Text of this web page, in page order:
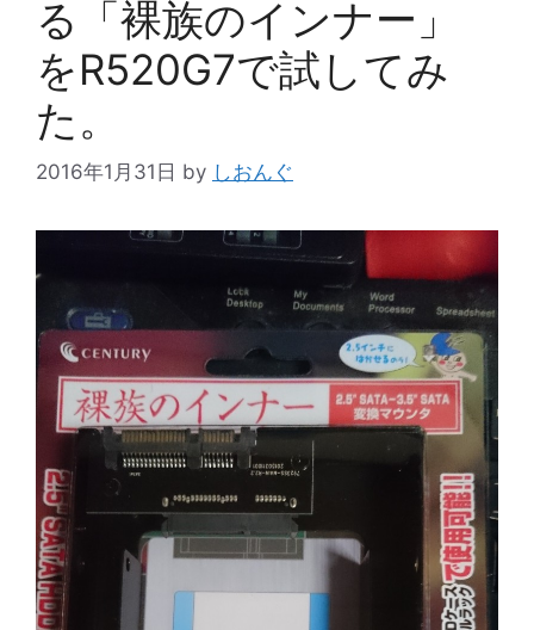
る「裸族のインナー」
をR520G7で試してみ
た。
2016年1月31日 by しおんぐ